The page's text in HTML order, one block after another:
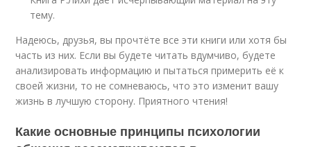
тему.
Надеюсь, друзья, вы прочтёте все эти книги или хотя бы
часть из них. Если вы будете читать вдумчиво, будете
анализировать информацию и пытаться примерить её к
своей жизни, то не сомневаюсь, что это изменит вашу
жизнь в лучшую сторону. Приятного чтения!
Какие основные принципы психологии